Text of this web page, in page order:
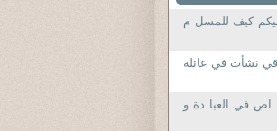
كيف للمسل م
نشأت في عائلة
اص في العبا دة و